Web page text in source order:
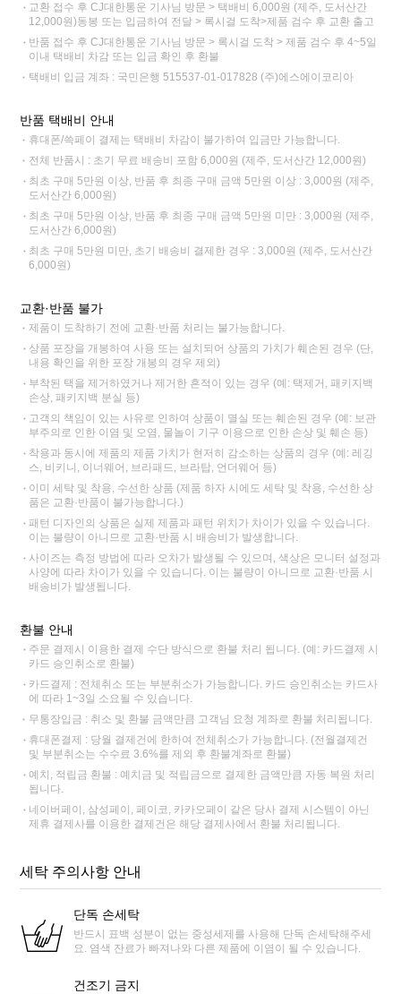
교환 접수 후 CJ대한통운 기사님 방문 > 택배비 6,000원 (제주, 도서산간
12,000원)동봉 또는 입금하여 전달 > 록시걸 도착>제품 검수 후 교환 출고
반품 접수 후 CJ대한통운 기사님 방문 > 록시걸 도착 > 제품 검수 후 4~5일
이내 택배비 차감 또는 입금 확인 후 환불
택배비 입금 계좌 : 국민은행 515537-01-017828 (주)에스에이코리아
반품 택배비 안내
휴대폰/쓱페이 결제는 택배비 차감이 불가하여 입금만 가능합니다.
전체 반품시 : 초기 무료 배송비 포함 6,000원 (제주, 도서산간 12,000원)
최초 구매 5만원 이상, 반품 후 최종 구매 금액 5만원 이상 : 3,000원 (제주,
도서산간 6,000원)
최초 구매 5만원 이상, 반품 후 최종 구매 금액 5만원 미만 : 3,000원 (제주,
도서산간 6,000원)
최초 구매 5만원 미만, 초기 배송비 결제한 경우 : 3,000원 (제주, 도서산간
6,000원)
교환·반품 불가
제품이 도착하기 전에 교환·반품 처리는 불가능합니다.
상품 포장을 개봉하여 사용 또는 설치되어 상품의 가치가 훼손된 경우 (단,
내용 확인을 위한 포장 개봉의 경우 제외)
부착된 택을 제거하였거나 제거한 흔적이 있는 경우 (예: 택제거, 패키지백
손상, 패키지백 분실 등)
고객의 책임이 있는 사유로 인하여 상품이 멸실 또는 훼손된 경우 (예: 보관
부주의로 인한 이염 및 오염, 물놀이 기구 이용으로 인한 손상 및 훼손 등)
착용과 동시에 제품의 제품 가치가 현저히 감소하는 상품의 경우 (예: 레깅
스, 비키니, 이너웨어, 브라패드, 브라탑, 언더웨어 등)
이미 세탁 및 착용, 수선한 상품 (제품 하자 시에도 세탁 및 착용, 수선한 상
품은 교환·반품이 불가능합니다.)
패턴 디자인의 상품은 실제 제품과 패턴 위치가 차이가 있을 수 있습니다.
이는 불량이 아니므로 교환·반품 시 배송비가 발생합니다.
사이즈는 측정 방법에 따라 오차가 발생될 수 있으며, 색상은 모니터 설정과
사양에 따라 차이가 있을 수 있습니다. 이는 불량이 아니므로 교환·반품 시
배송비가 발생됩니다.
환불 안내
주문 결제시 이용한 결제 수단 방식으로 환불 처리 됩니다. (예: 카드결제 시
카드 승인취소로 환불)
카드결제 : 전체취소 또는 부분취소가 가능합니다. 카드 승인취소는 카드사
에 따라 1~3일 소요될 수 있습니다.
무통장입금 : 취소 및 환불 금액만큼 고객님 요청 계좌로 환불 처리됩니다.
휴대폰결제 : 당월 결제건에 한하여 전체취소가 가능합니다. (전월결제건
및 부분취소는 수수료 3.6%를 제외 후 환불계좌로 환불)
예치, 적립금 환불 : 예치금 및 적립금으로 결제한 금액만큼 자동 복원 처리
됩니다.
네이버페이, 삼성페이, 페이코, 카카오페이 같은 당사 결제 시스템이 아닌
제휴 결제사를 이용한 결제건은 해당 결제사에서 환불 처리됩니다.
세탁 주의사항 안내
단독 손세탁
반드시 표백 성분이 없는 중성세제를 사용해 단독 손세탁해주세
요. 염색 잔료가 빠져나와 다른 제품에 이염이 될 수 있습니다.
건조기 금지